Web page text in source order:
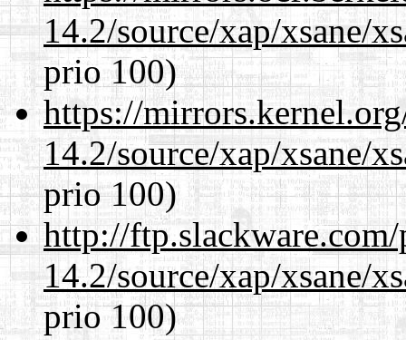
14.2/source/xap/xsane/
prio 100)
https://
14.2/source/xap/xsane/
prio 100)
http://
14.2/source/xap/xsane/
prio 100)